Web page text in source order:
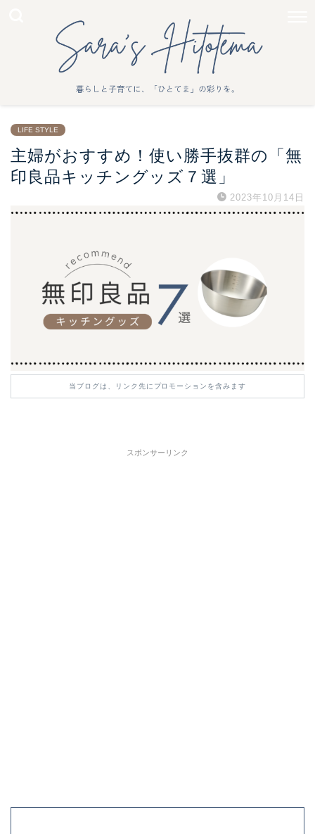
LIFE STYLE
主婦がおすすめ！使い勝手抜群の「無
印良品キッチングッズ７選」
2023年10月14日
当ブログは、リンク先にプロモーションを含みます
スポンサーリンク